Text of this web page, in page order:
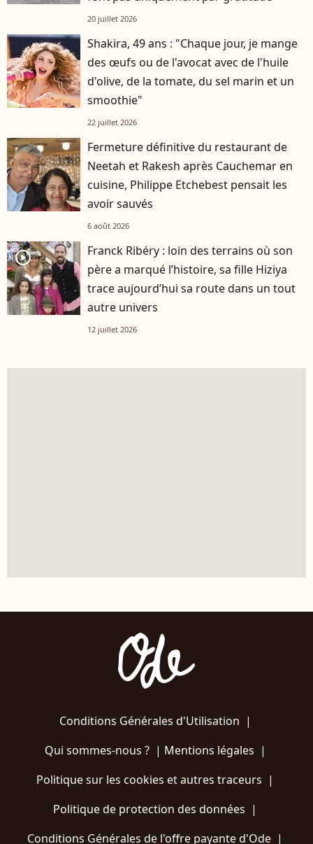
20 juillet 2026
Shakira, 49 ans : "Chaque jour, je mange
des œufs ou de l'avocat avec de l'huile
d'olive, de la tomate, du sel marin et un
smoothie"
22 juillet 2026
Fermeture définitive du restaurant de
Neetah et Rakesh après Cauchemar en
cuisine, Philippe Etchebest pensait les
avoir sauvés
6 août 2026
player2
Franck Ribéry : loin des terrains où son
père a marqué l’histoire, sa fille Hiziya
trace aujourd’hui sa route dans un tout
autre univers
12 juillet 2026
Conditions Générales d'Utilisation |
Qui sommes-nous ?| Mentions légales |
Politique sur les cookies et autres traceurs |
Politique de protection des données |
Conditions Générales de l'offre payante d'Ode |